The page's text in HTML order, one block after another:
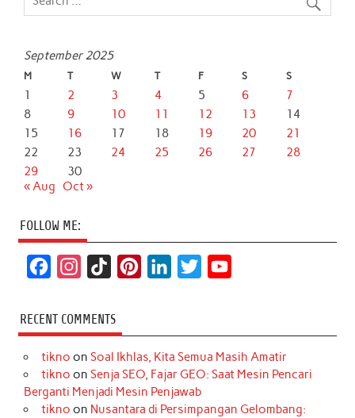
September 2025
M T W T F S S
1 2 3 4 5 6
7
8
9 10 11 12 13
14
15
16 17 18 19 20
21
22
23 24 25 26 27
28
29
30
« Aug
Oct »
FOLLOW ME:
c
e
b
o
s
t
a
r
k
T
o
k
t
e
r
e
k
e
d
I
t
t
r
T
u
e
RECENT COMMENTS
tikno on Soal Ikhlas, Kita Semua Masih Amatir
tikno on Senja SEO, Fajar GEO: Saat Mesin Pencari
Berganti Menjadi Mesin Penjawab
tikno on Nusantara di Persimpangan Gelombang: